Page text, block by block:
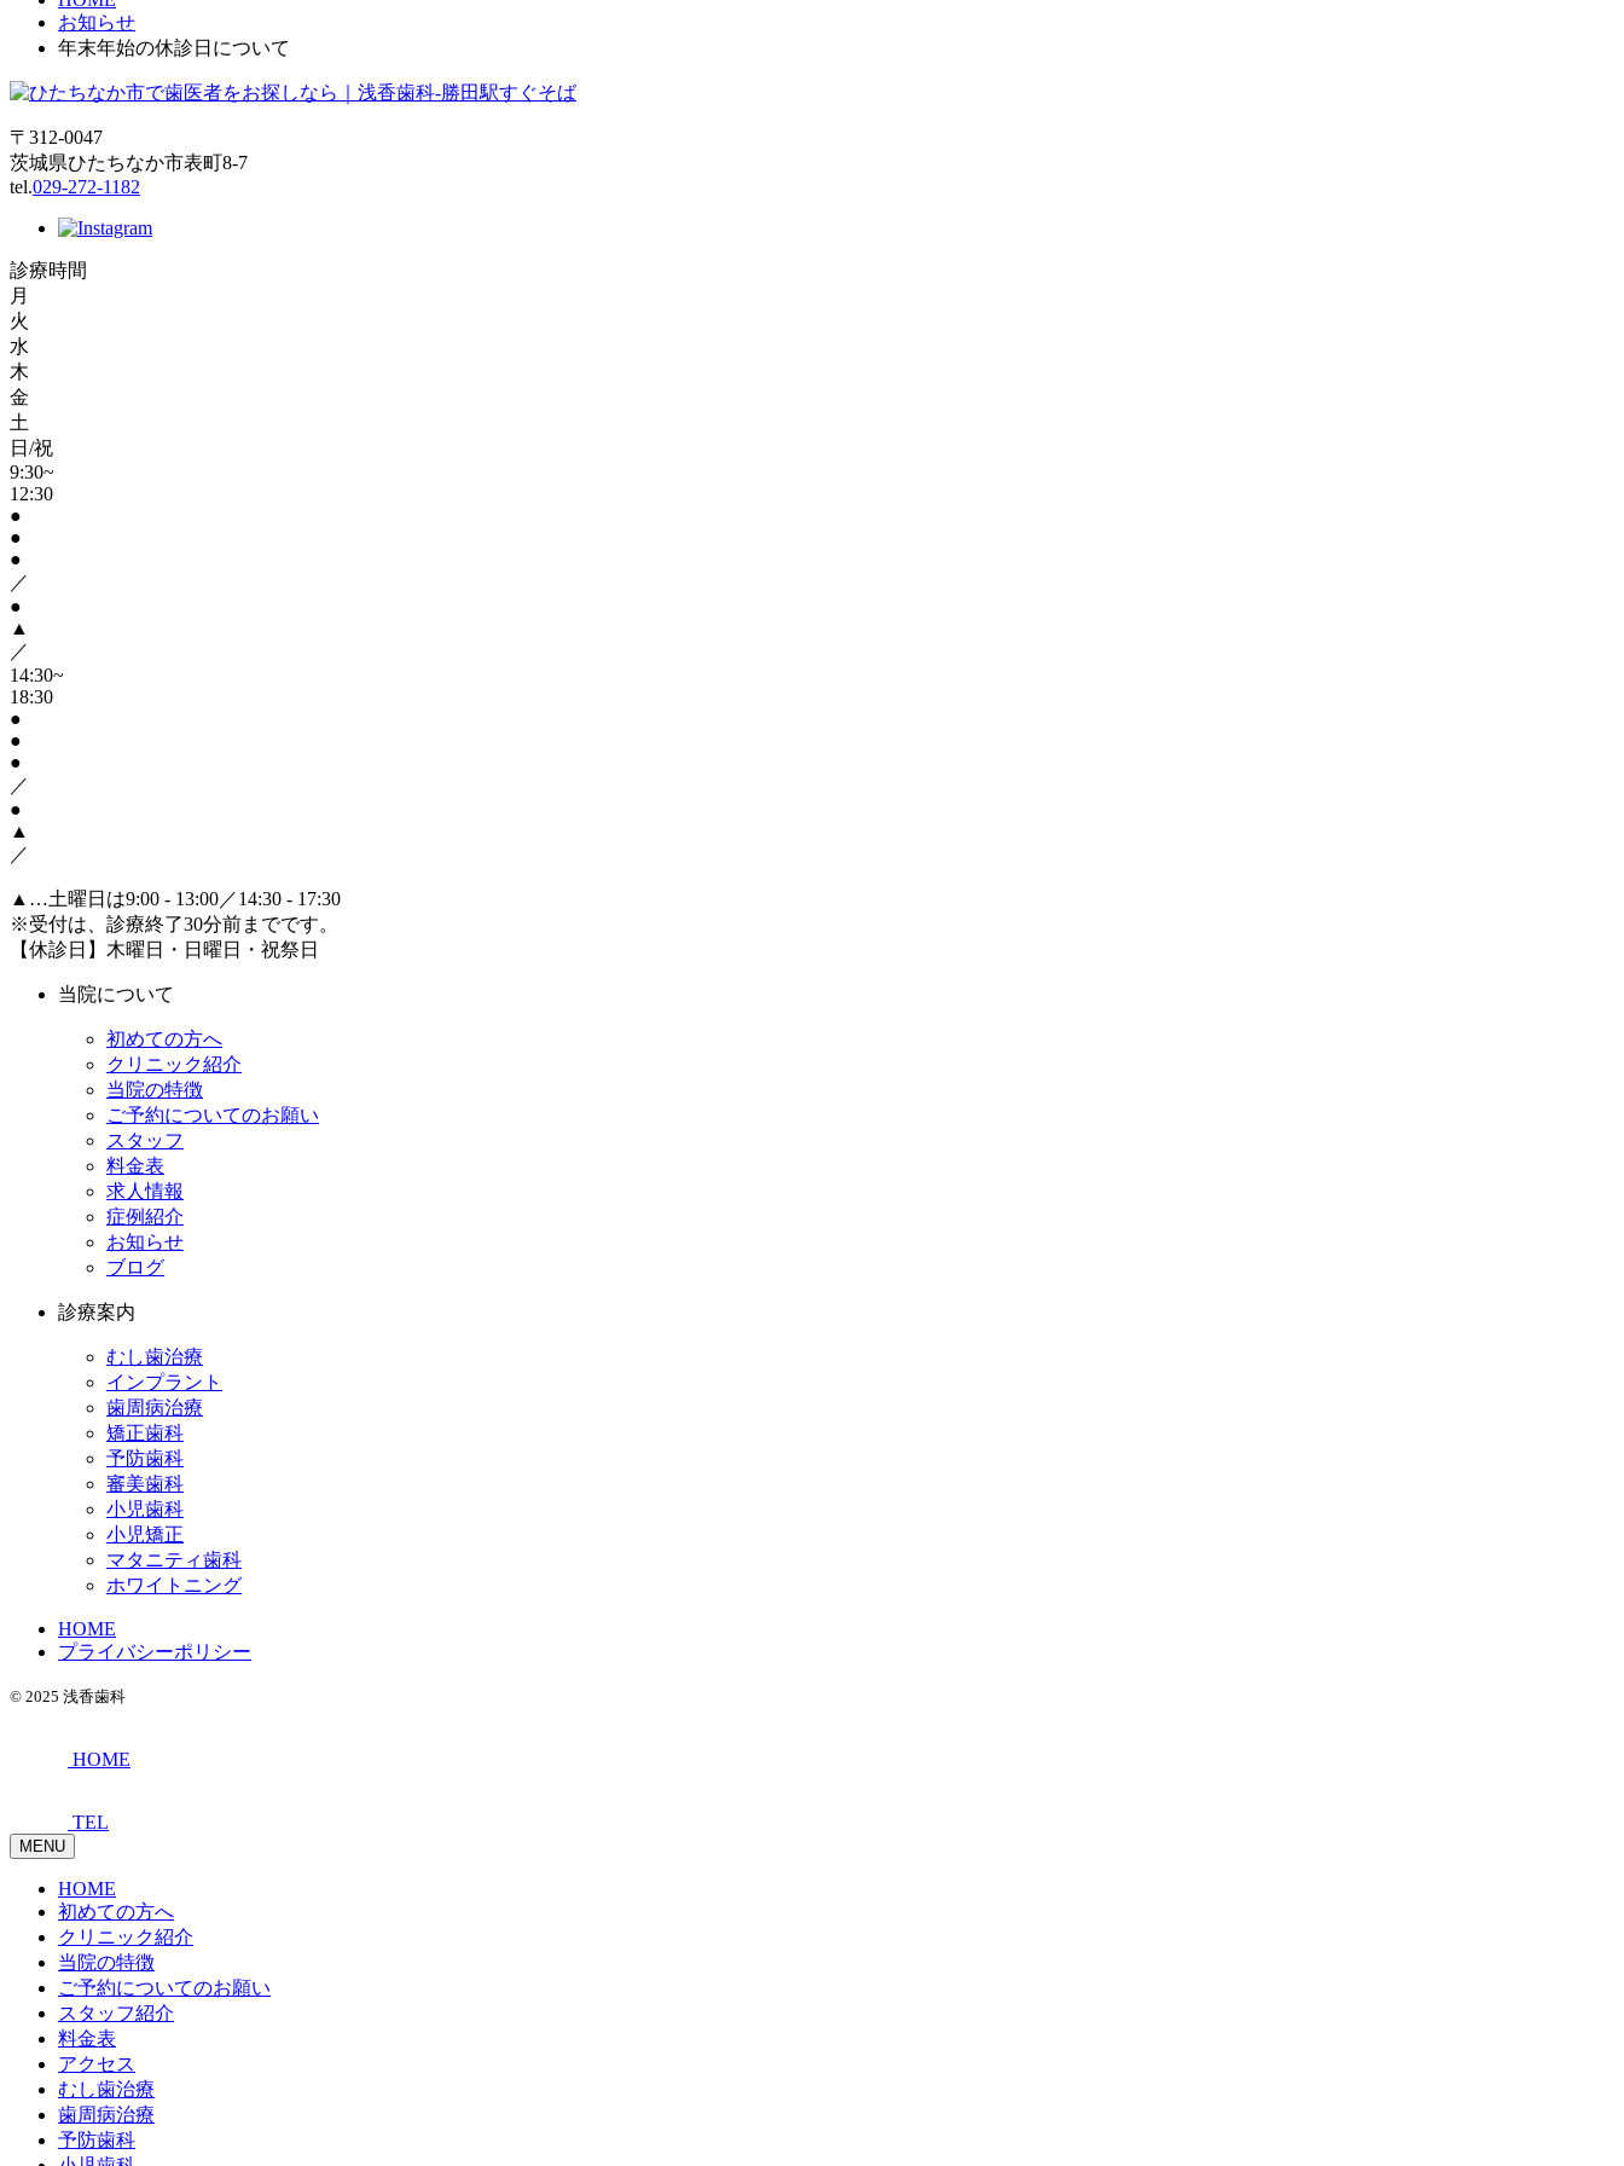
お知らせ
年末年始の休診日について
〒312-0047
茨城県ひたちなか市表町8-7
tel.029-272-1182
診療時間
月
火
水
木
金
土
日/祝
9:30~
12:30
●
●
●
／
●
▲
／
14:30~
18:30
●
●
●
／
●
▲
／
▲ …土曜日は9:00 - 13:00／14:30 - 17:30
※受付は、診療終了30分前までです。
【休診日】木曜日・日曜日・祝祭日
当院について
初めての方へ
クリニック紹介
当院の特徴
ご予約についてのお願い
スタッフ
料金表
求人情報
症例紹介
お知らせ
ブログ
診療案内
むし歯治療
インプラント
歯周病治療
矯正歯科
予防歯科
審美歯科
小児歯科
小児矯正
マタニティ歯科
ホワイトニング
HOME
プライバシーポリシー
© 2025 浅香歯科
HOME
TEL
MENU
HOME
初めての方へ
クリニック紹介
当院の特徴
ご予約についてのお願い
スタッフ紹介
料金表
アクセス
むし歯治療
歯周病治療
予防歯科